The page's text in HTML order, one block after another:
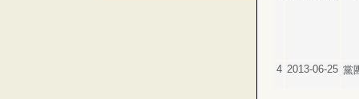
4 2013-06-25 黨